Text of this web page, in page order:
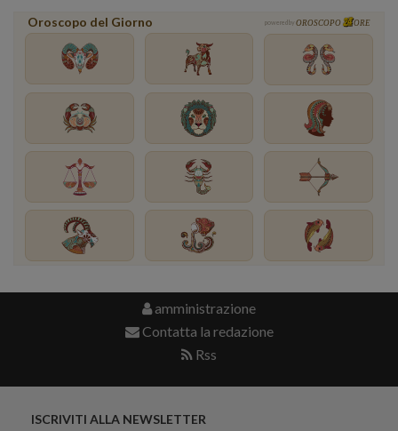
Oroscopo del Giorno powered by OROSCOPO ORE
amministrazione
Contatta la redazione
Rss
ISCRIVITI ALLA NEWSLETTER